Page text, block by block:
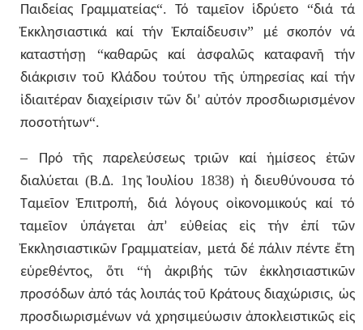
Παιδείας Γραμματείας“.Τό ταμεῖον ἱδρύετο “διά τά
Ἐκκλησιαστικά
καί τήν Ἐκπαίδευσιν” μέ σκοπόν νά
καταστήσῃ “καθαρῶς καί ἀσφαλῶς καταφανῆ
τήν
διάκρισιν τοῦ Κλάδου τούτου τῆς ὑπηρεσίας καί τήν
ἰδιαιτέραν διαχείρισιν τῶν δι’ αὐτόν προσδιωρισμένον
ποσοτήτων“.
– Πρό τῆς παρελεύσεως τριῶν καί ἡμίσεος
ἐτῶν
διαλύεται (Β.Δ. 1ης Ἰουλίου 1838) ἡ διευθύνουσα τό
Ταμεῖον Ἐπιτροπή, διά λόγους οἰκονομικούς καί τό
ταμεῖον
ὑπάγεται ἀπ’ εὐθείας εἰς τήν ἐπί
τῶν
Ἐκκλησιαστικῶν Γραμματείαν, μετά δέ πάλιν πέντε ἔτη
εὑρεθέντος,ὅτι “ἡ ἀκριβής τῶν
ἐκκλησιαστικῶν
προσόδων ἀπό τάς λοιπάς τοῦ Κράτους διαχώρισις,ὡς
προσδιωρισμένων νά χρησιμεύωσιν ἀποκλειστικῶς εἰς